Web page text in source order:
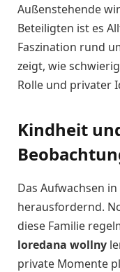
Außenstehende
Beteiligten ist es
Faszination rund
zeigt, wie
Rolle und privater
Kindheit
Das Aufwachsen
herausfordernd.
diese Familie
loredana wollny
private Momente